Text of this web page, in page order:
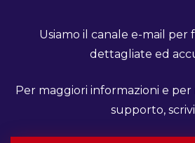
Usiamo il canale e-mail per
dettagliate ed
Per maggiori informazioni e
supporto,